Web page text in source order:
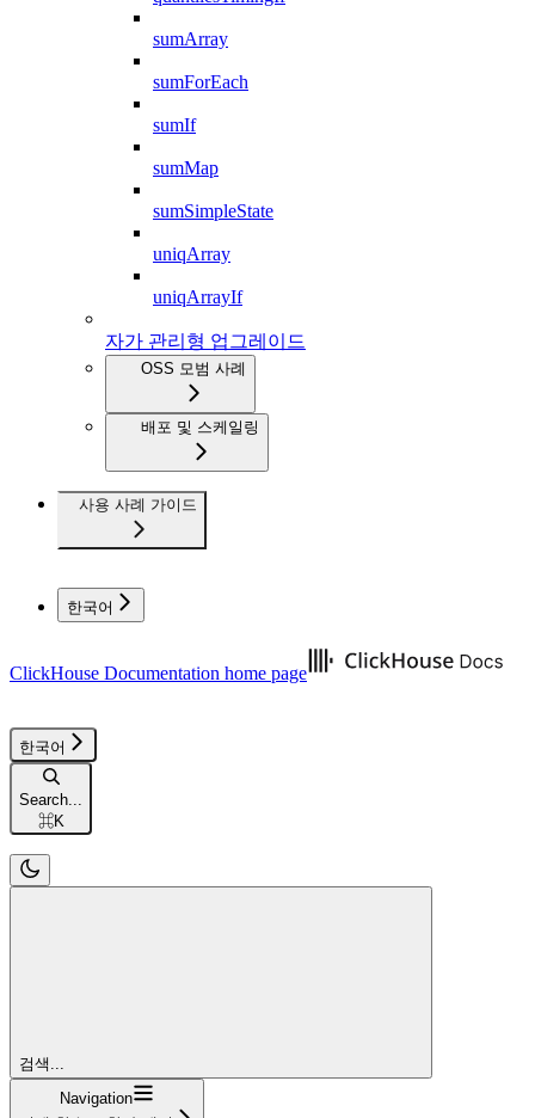
sumArray
sumForEach
sumIf
sumMap
sumSimpleState
uniqArray
uniqArrayIf
자가 관리형 업그레이드
OSS 모범 사례
배포 및 스케일링
사용 사례 가이드
한국어
ClickHouse Documentation home page
한국어
Search...
⌘K
검색...
Navigation